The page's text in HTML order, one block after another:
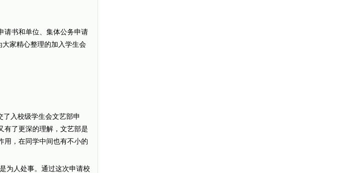
书和单位、集体公务申请
家精心整理的加入学生会
入校级学生会文艺部申
有了更深的理解，文艺部是
用，在同学中间也有不小的
为人处事。通过这次申请校